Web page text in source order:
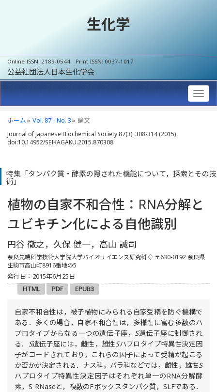
生化学
Online ISSN: 2189-0544 Print ISSN: 0037-1017
公益社団法人日本生化学会
ホーム Vol. 87 - No. 3 論文
Journal of Japanese Biochemical Society 87(3): 308-314 (2015)
doi:10.14952/SEIKAGAKU.2015.870308
特集「タンパク質・酵素の隠された機能について，探索とその技
術」
植物の自家不和合性 ： RNA分解と
ユビキチン化による自他識別
円谷 徹之，久保 健一，高山 誠司
奈良先端科学技術大学院大学バイオサイエンス研究科◇ 〒630-0192 奈良県
生駒市高山町8916番地の5
発行日：2015年6月25日
HTML
PDF EPUB3
自家不和合性は，被子植物にみられる自家受精を防ぐ機構で
ある．多くの場合，自家不和合性は，多様性に富む多数のハ
プロタイプからなる一つの遺伝子座， S遺伝子座に制御され
る． S遺伝子座には，雌性，雄性Sハプロタイプ特異性決定因
子がコードされており，これらの因子によって受精が起こる
か否かが決定される．ナス科，バラ科などでは，雌性，雄性S
ハプロタイプ特異性決定因子はそれぞれ単一のRNA分解酵
素，S-RNaseと，複数のFボックスタンパク質，SLFである．